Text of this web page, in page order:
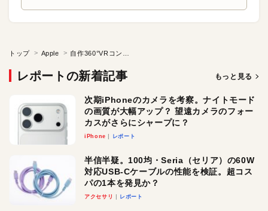
トップ Apple
レポートの新着記事 もっと見る
次期iPhoneのカメラを考察。ナイトモード
の画質が大幅アップ？ 望遠カメラのフォー
カスがさらにシャープに？
iPhone レポート
半信半疑。100均・Seria（セリア）の60W
対応USB-Cケーブルの性能を検証。超コス
パの1本を発見か？
アクセサリ レポート